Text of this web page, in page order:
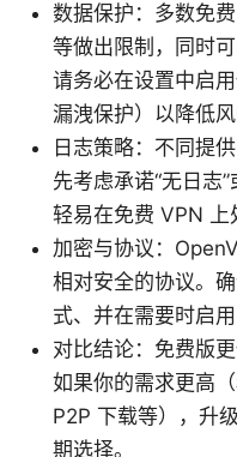
数据保护：多数免
等做出限制，同时
请务必在设置中启
漏洩保护）以降低风
日志策略：不同提
先考虑承诺“无日志
轻易在免费 VPN 上
加密与协议：
相对安全的协议。
式、并在需要时启用
对比结论：免费版更
如果你的需求更高
P2P 下载等），升
期选择。